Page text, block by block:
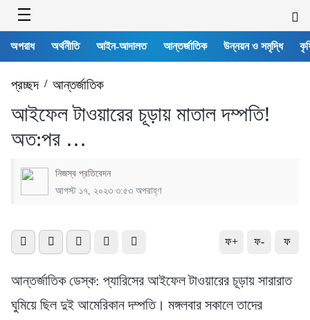
অপরাধ অর্থনীতি আইন-আদালত আন্তর্জাতিক উন্নয়ন ও সমৃদ্ধি
প্রচ্ছদ/ আন্তর্জাতিক
আইফেল টাওয়ারের চূড়ায় মাতাল দম্পতি!
অত:পর …
নিজস্ব প্রতিবেদন
আগস্ট ১৭, ২০২৩ ৩:৫৩ অপরাহ্ণ
ফ+ ফ- ফ
আন্তর্জাতিক ডেস্ক: প্যারিসের আইফেল টাওয়ারের চূড়ায় সারারাত
ঘুমিয়ে ছিল দুই আমেরিকান দম্পতি। মঙ্গলবার সকালে তাদের